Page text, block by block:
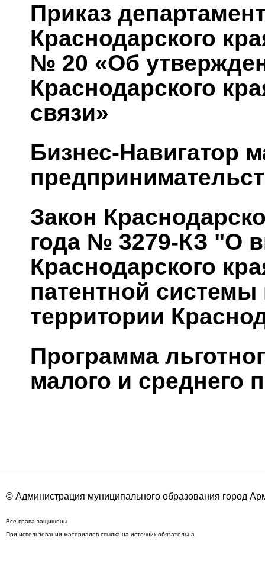
Приказ
Краснодарского
№ 20 «Об
Краснодарского
связи»
Бизнес-Навигатор
Закон
года № 3279-КЗ "О
Краснодарского
патентной
территории
Программа
малого и среднего
© Администрация муниципального образования город
Все права защищены
При использовании материалов ссылка на источник обязательна